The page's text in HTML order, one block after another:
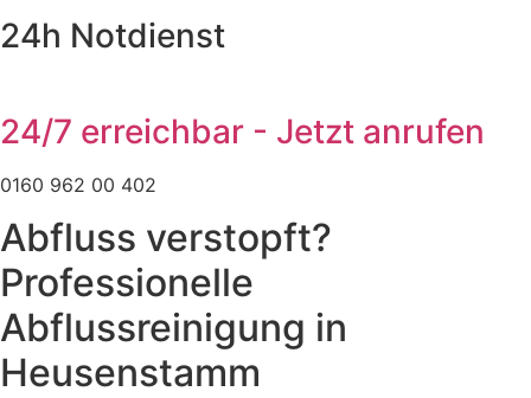
24h Notdienst
24/7 erreichbar - Jetzt anrufen
0160 962 00 402
Abfluss verstopft?
Professionelle
Abflussreinigung in
Heusenstamm